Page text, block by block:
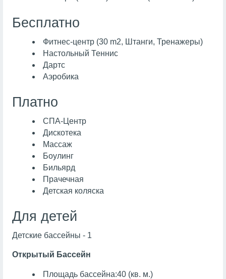
Бесплатно
Фитнес-центр (30 m2, Штанги, Тренажеры)
Настольный Теннис
Дартс
Аэробика
Платно
СПА-Центр
Дискотека
Массаж
Боулинг
Бильярд
Прачечная
Детская коляска
Для детей
Детские бассейны - 1
Открытый Бассейн
Площадь бассейна:40 (кв. м.)